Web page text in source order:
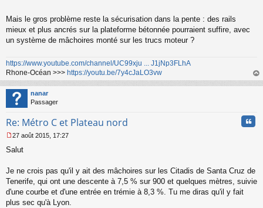
Mais le gros problème reste la sécurisation dans la pente : des rails
mieux et plus ancrés sur la plateforme bétonnée pourraient suffire, avec
un système de mâchoires monté sur les trucs moteur ?
https://www.youtube.com/channel/UC99xju ... J1jNp3FLhA
Rhone-Océan >>> https://youtu.be/7y4cJaLO3vw
au
nanar
Passager
Re: Métro C et Plateau nord
e
s
g
e
n
27 août 2015, 17:27
Salut
Je ne crois pas qu'il y ait des mâchoires sur les Citadis de Santa Cruz de
Tenerife, qui ont une descente à 7,5 % sur 900 et quelques mètres, suivie
d'une courbe et d'une entrée en trémie à 8,3 %. Tu me diras qu'il y fait
plus sec qu'à Lyon.